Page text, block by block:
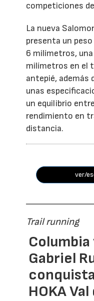
competiciones
La nueva
presenta un
6 milímetros,
milímetros en el
antepié, además
unas
un equilibrio
rendimiento en
distancia.
ver/
Trail running
Gabriel
HOKA